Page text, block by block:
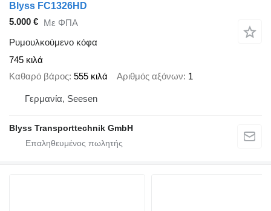
Blyss FC1326HD
5.000 € Με ΦΠΑ
Ρυμουλκούμενο κόφα
745 κιλά
Καθαρό βάρος 555 κιλά Αριθμός αξόνων 1
Γερμανία, Seesen
Blyss Transporttechnik GmbH